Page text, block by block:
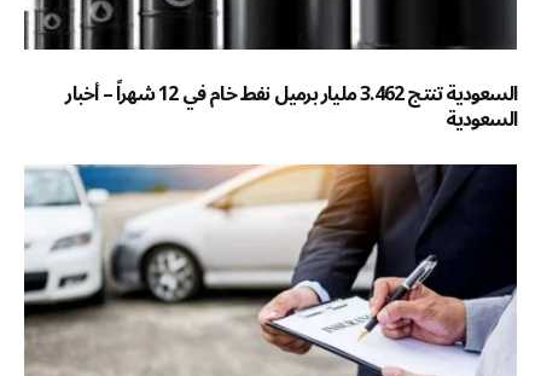
السعودية تنتج 3.462 مليار برميل نفط خام في 12 شهراً – أخبار
السعودية